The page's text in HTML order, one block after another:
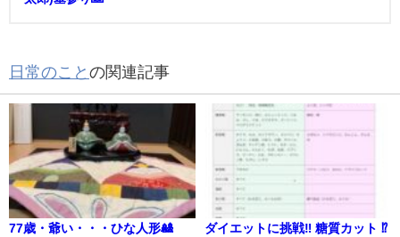
日常のこと の関連記事
77歳・爺い・・・ひな人形🎎
ダイエットに挑戦‼️ 糖質カット ⁉︎